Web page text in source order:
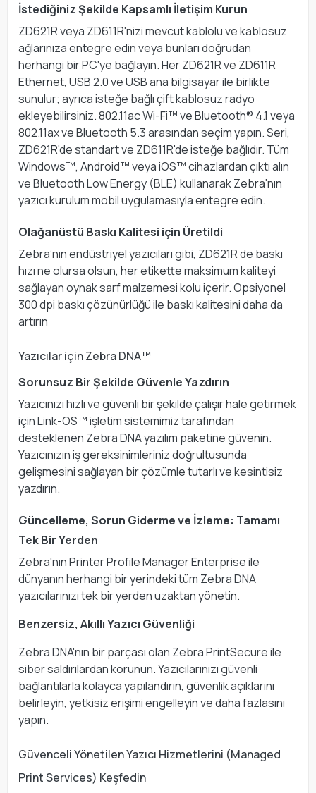
İstediğiniz Şekilde Kapsamlı İletişim Kurun
ZD621R veya ZD611R'nizi mevcut kablolu ve kablosuz
ağlarınıza entegre edin veya bunları doğrudan
herhangi bir PC'ye bağlayın. Her ZD621R ve ZD611R
Ethernet, USB 2.0 ve USB ana bilgisayar ile birlikte
sunulur; ayrıca isteğe bağlı çift kablosuz radyo
ekleyebilirsiniz. 802.11ac Wi-Fi™ ve Bluetooth® 4.1 veya
802.11ax ve Bluetooth 5.3 arasından seçim yapın. Seri,
ZD621R'de standart ve ZD611R'de isteğe bağlıdır. Tüm
Windows™, Android™ veya iOS™ cihazlardan çıktı alın
ve Bluetooth Low Energy (BLE) kullanarak Zebra'nın
yazıcı kurulum mobil uygulamasıyla entegre edin.
Olağanüstü Baskı Kalitesi için Üretildi
Zebra’nın endüstriyel yazıcıları gibi, ZD621R de baskı
hızı ne olursa olsun, her etikette maksimum kaliteyi
sağlayan oynak sarf malzemesi kolu içerir. Opsiyonel
300 dpi baskı çözünürlüğü ile baskı kalitesini daha da
artırın
Yazıcılar için Zebra DNA™
Sorunsuz Bir Şekilde Güvenle Yazdırın
Yazıcınızı hızlı ve güvenli bir şekilde çalışır hale getirmek
için Link-OS™ işletim sistemimiz tarafından
desteklenen Zebra DNA yazılım paketine güvenin.
Yazıcınızın iş gereksinimleriniz doğrultusunda
gelişmesini sağlayan bir çözümle tutarlı ve kesintisiz
yazdırın.
Güncelleme, Sorun Giderme ve İzleme: Tamamı
Tek Bir Yerden
Zebra'nın Printer Profile Manager Enterprise ile
dünyanın herhangi bir yerindeki tüm Zebra DNA
yazıcılarınızı tek bir yerden uzaktan yönetin.
Benzersiz, Akıllı Yazıcı Güvenliği
Zebra DNA'nın bir parçası olan Zebra PrintSecure ile
siber saldırılardan korunun. Yazıcılarınızı güvenli
bağlantılarla kolayca yapılandırın, güvenlik açıklarını
belirleyin, yetkisiz erişimi engelleyin ve daha fazlasını
yapın.
Güvenceli Yönetilen Yazıcı Hizmetlerini (Managed
Print Services) Keşfedin